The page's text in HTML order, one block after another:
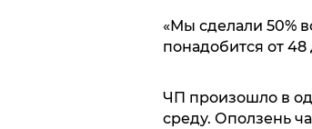
«Мы сделали 50%
понадобится от 48
ЧП произошло в
среду. Оползень